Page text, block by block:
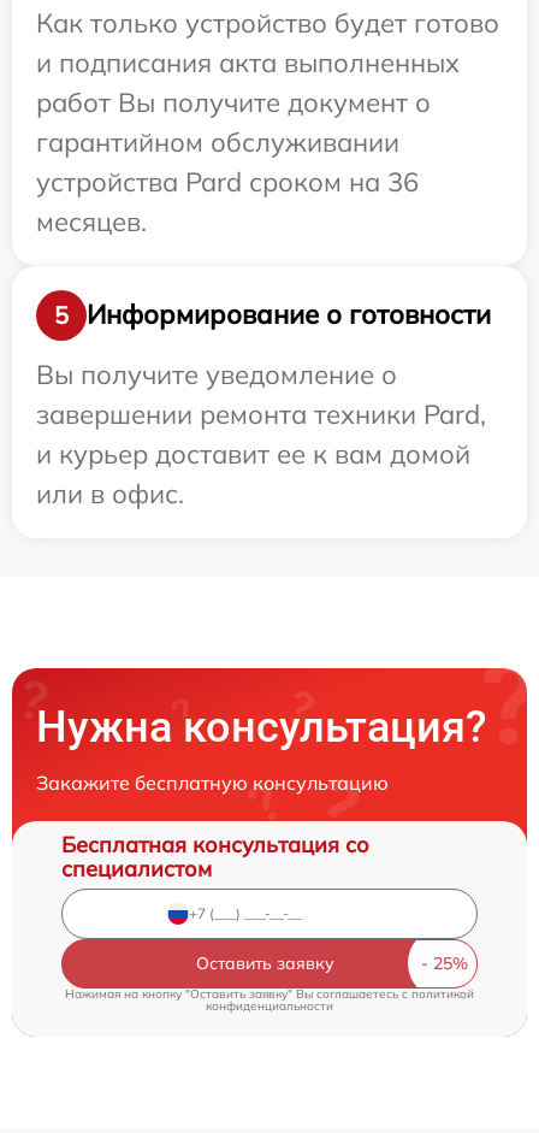
Как только устройство будет готово
и подписания акта выполненных
работ Вы получите документ о
гарантийном обслуживании
устройства Pard сроком на 36
месяцев.
5
Информирование о готовности
Вы получите уведомление о
завершении ремонта техники Pard,
и курьер доставит ее к вам домой
или в офис.
Нужна консультация?
Закажите бесплатную консультацию
Бесплатная консультация со
специалистом
Оставить заявку
Нажимая на кнопку "Оставить заявку" Вы соглашаетесь cполитикой
конфиденциальности